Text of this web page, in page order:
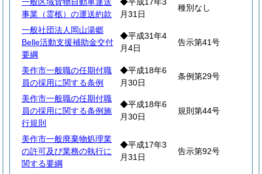
事業（霊柩）の運送約款
月31日
種別なし
一般社団法人岡山湯郷
Belle活動支援補助金交付
要綱
◆平成31年4
月4日
告示第41号
美作市一般職の任期付職
員の採用に関する条例
◆平成18年6
月30日
条例第29号
美作市一般職の任期付職
員の採用に関する条例施
行規則
◆平成18年6
月30日
規則第44号
美作市一般廃棄物処理業
の許可及び業務の執行に
関する要綱
◆平成17年3
月31日
告示第92号